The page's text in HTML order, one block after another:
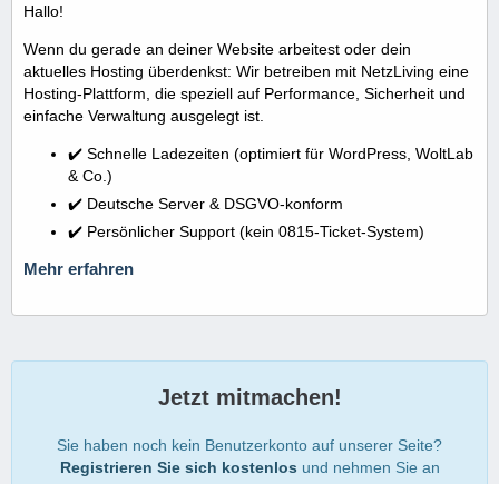
Hallo!
Wenn du gerade an deiner Website arbeitest oder dein
aktuelles Hosting überdenkst: Wir betreiben mit NetzLiving eine
Hosting-Plattform, die speziell auf Performance, Sicherheit und
einfache Verwaltung ausgelegt ist.
✔️ Schnelle Ladezeiten (optimiert für WordPress, WoltLab
& Co.)
✔️ Deutsche Server & DSGVO-konform
✔️ Persönlicher Support (kein 0815-Ticket-System)
Mehr erfahren
Jetzt mitmachen!
Sie haben noch kein Benutzerkonto auf unserer Seite?
Registrieren Sie sich kostenlos und nehmen Sie an